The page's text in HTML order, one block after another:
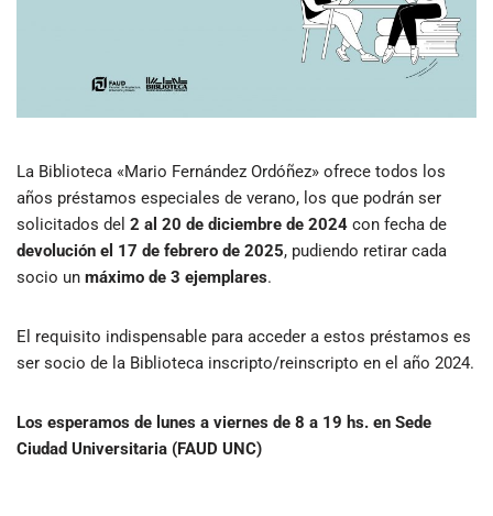
La Biblioteca «Mario Fernández Ordóñez» ofrece todos los
años préstamos especiales de verano, los que podrán ser
solicitados del 2 al 20 de diciembre de 2024 con fecha de
devolución el 17 de febrero de 2025, pudiendo retirar cada
socio un máximo de 3 ejemplares.
El requisito indispensable para acceder a estos préstamos es
ser socio de la Biblioteca inscripto/reinscripto en el año 2024.
Los esperamos de lunes a viernes de 8 a 19 hs. en Sede
Ciudad Universitaria (FAUD UNC)